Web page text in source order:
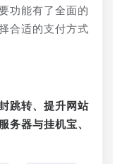
功能有了全面的
合适的支付方式
跳转、提升网站
务器与挂机宝、